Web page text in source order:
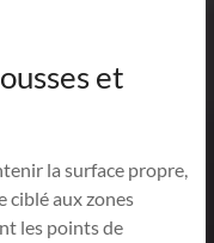
et
la surface propre,
aux zones
les points de